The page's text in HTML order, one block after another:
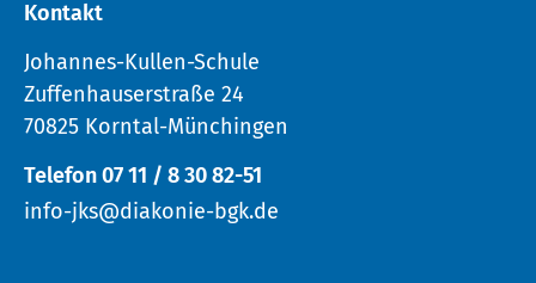
Kontakt
Johannes-Kullen-Schule
Zuffenhauserstraße 24
70825 Korntal-Münchingen
Telefon 07 11 / 8 30 82-51
info-jks@diakonie-bgk.de